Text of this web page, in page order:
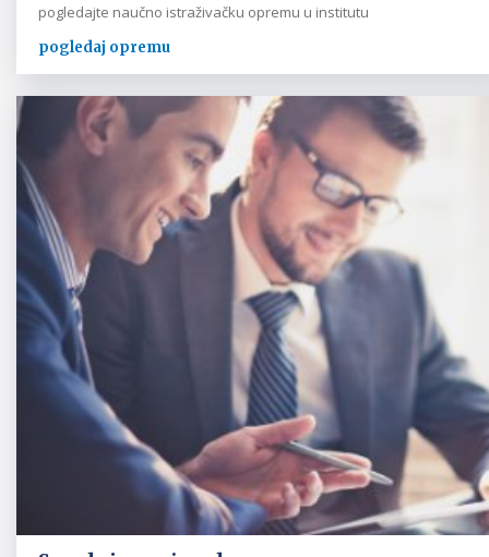
pogledajte naučno istraživačku opremu u institutu
pogledaj opremu